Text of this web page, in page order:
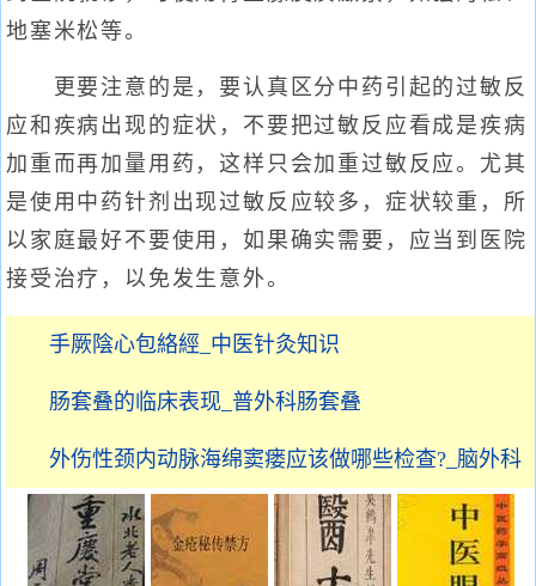
地塞米松等。
更要注意的是，要认真区分中药引起的过敏反
应和疾病出现的症状，不要把过敏反应看成是疾病
加重而再加量用药，这样只会加重过敏反应。尤其
是使用中药针剂出现过敏反应较多，症状较重，所
以家庭最好不要使用，如果确实需要，应当到医院
接受治疗，以免发生意外。
手厥陰心包絡經_中医针灸知识
肠套叠的临床表现_普外科肠套叠
外伤性颈内动脉海绵窦瘘应该做哪些检查?_脑外科